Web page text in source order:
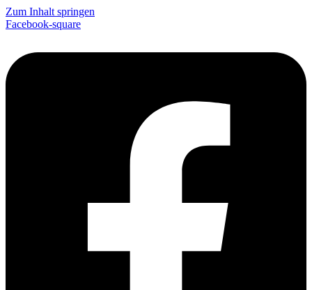
Zum Inhalt springen
Facebook-square